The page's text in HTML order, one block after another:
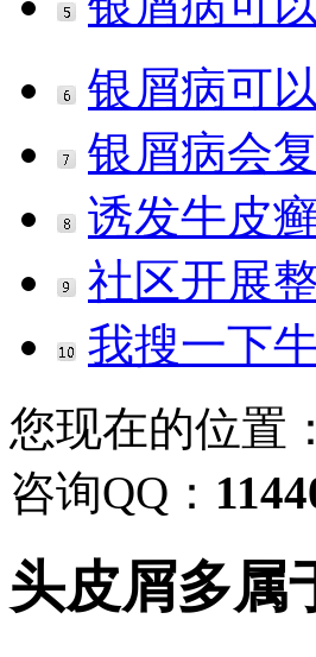
银屑病可
银屑病会
诱发牛皮
社区开展
我搜一下
您现在的位置：
咨询QQ：
头皮屑多属